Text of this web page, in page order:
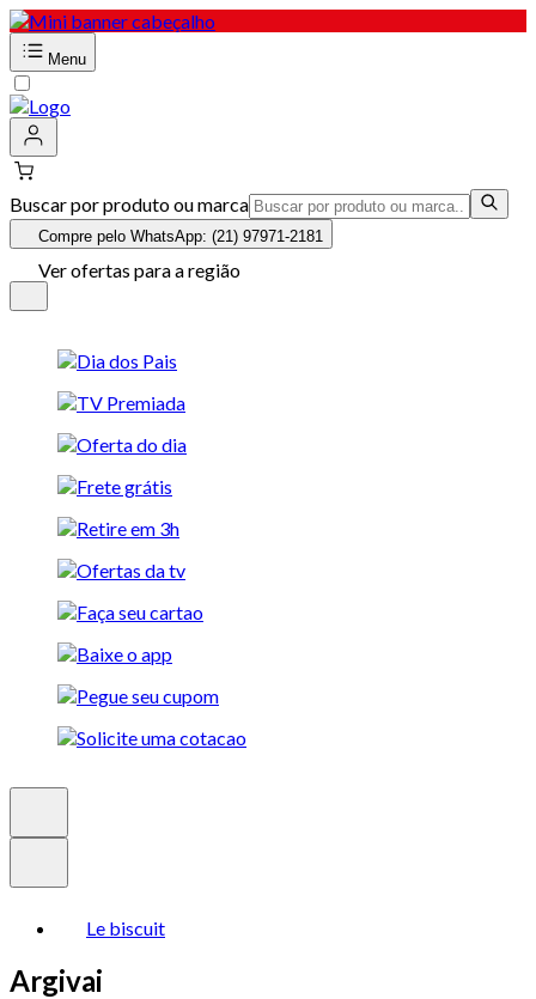
Menu
Buscar por produto ou marca
Compre pelo WhatsApp: (21) 97971-2181
Ver ofertas para a região
Le biscuit
Argivai